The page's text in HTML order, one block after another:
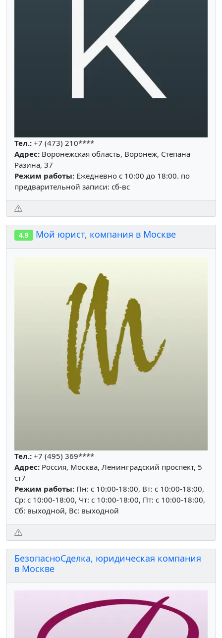
Тел.: +7 (473) 210****
Адрес: Воронежская область, Воронеж, Степана
Разина, 37
Режим работы: Ежедневно с 10:00 до 18:00. по
предварительной записи: сб-вс
4.9 Мой юрист, компания в Москве
Тел.: +7 (495) 369****
Адрес: Россия, Москва, Ленинградский проспект, 5
ст7
Режим работы: Пн: c 10:00-18:00, Вт: c 10:00-18:00,
Ср: c 10:00-18:00, Чт: c 10:00-18:00, Пт: c 10:00-18:00,
Сб: выходной, Вс: выходной
БезопасноСделка, юридическая компания
в Москве